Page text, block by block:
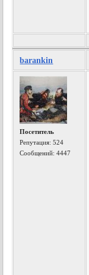
barankin
Посетитель
Репутация:524
Сообщений: 4447